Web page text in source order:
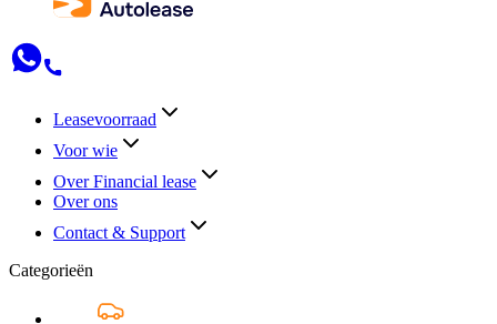
Leasevoorraad
Voor wie
Over Financial lease
Over ons
Contact & Support
Categorieën